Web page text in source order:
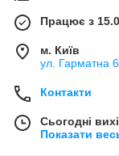
Працює з
м. Київ
ул. Гарматна
Контакти
Сьогодні
Показати